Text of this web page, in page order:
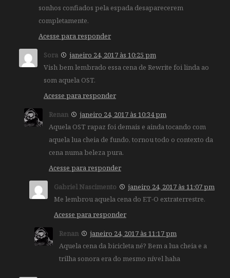
sonhos confiados pela espada desaparecerem
completamente.
Acesse para responder
Sora
janeiro 24, 2017 às 10:25 pm
Vish bem lembrado essa cena de Rewrite foi linda ao
som aquela OST.
Acesse para responder
Renan
janeiro 24, 2017 às 10:34 pm
Aquela OST rapaz foi demais e ainda tocando com
aquela lua cheia de fundo, tornou todo o contexto da
cena numa beleza pura.
Acesse para responder
Gabriel Nascimento
janeiro 24, 2017 às 11:07 pm
Me lembrou aquela cena do ET-O extraterrestre.
Acesse para responder
Renan
janeiro 24, 2017 às 11:17 pm
Aquela cena da bicicleta né? Bem a lua cheia e a
trilha sonora era do mesmo nível haha